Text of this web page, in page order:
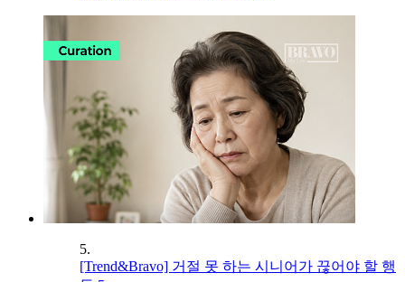
5.
[Trend&Bravo] 거절 못 하는 시니어가 끊어야 할 행